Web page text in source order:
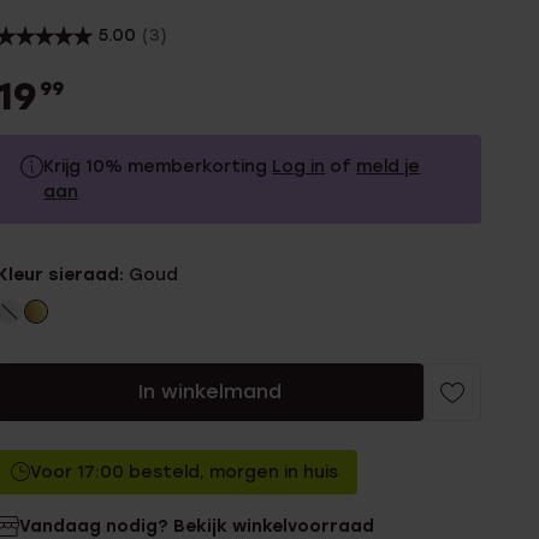
5.00 (3)
99
Krijg 10% memberkorting Log in of meld je
aan
Zonder memberkorting
sieraad: Goud
In winkelmand
Voor 17:00 besteld, morgen in huis
Vandaag nodig? Bekijk winkelvoorraad